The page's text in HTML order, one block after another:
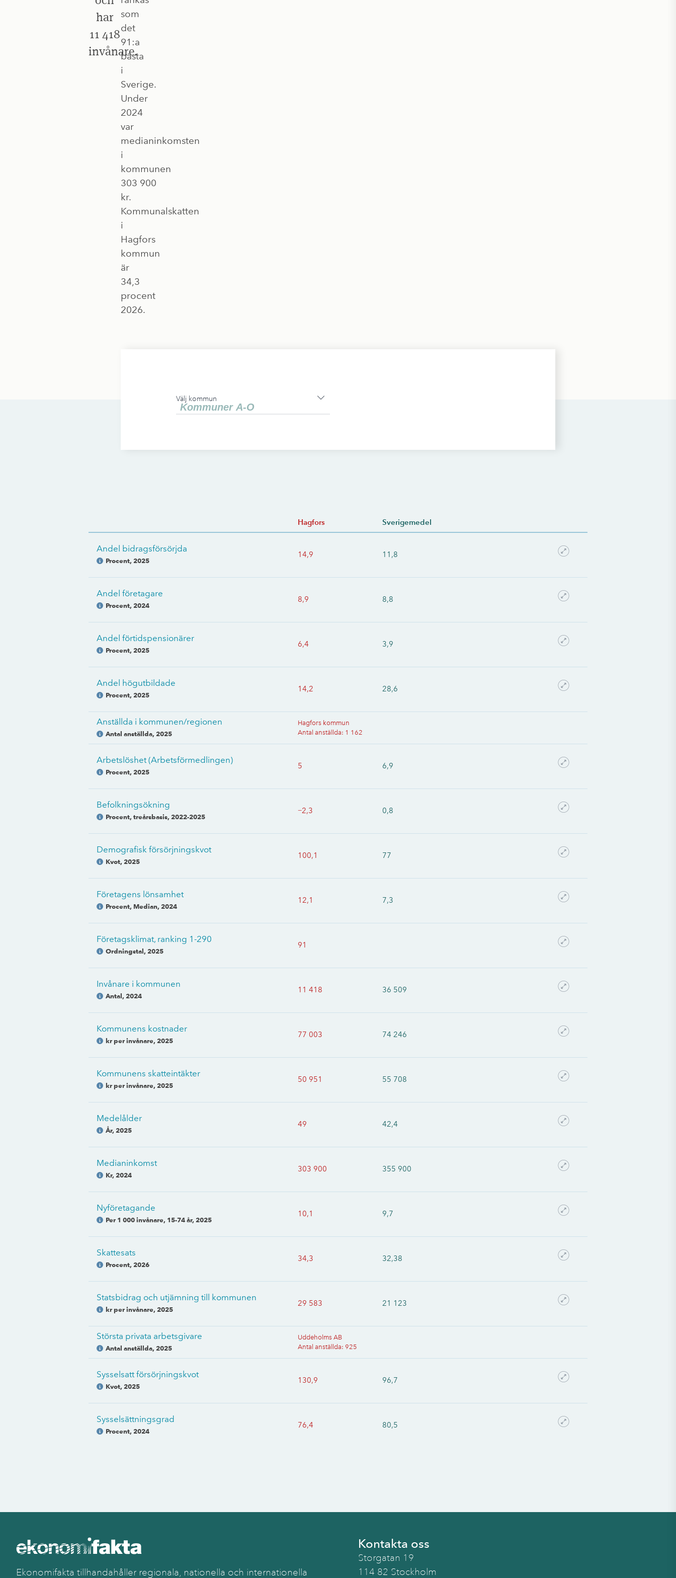
har
11 418
invånare.
som
det
91:a
bästa
i
Sverige.
Under
2024
var
medianinkomsten
i
kommunen
303 900
kr.
Kommunalskatten
i
Hagfors
kommun
är
34,3
procent
2026.
Välj kommun
Hagfors Sverigemedel
Andel bidragsförsörjda
Procent, 2025
14,9 11,8
Andel företagare
Procent, 2024
8,9 8,8
Andel förtidspensionärer
Procent, 2025
6,4 3,9
Andel högutbildade
Procent, 2025
14,2 28,6
Anställda i kommunen/regionen
Antal anställda, 2025
Hagfors kommun
Antal anställda: 1 162
Arbetslöshet (Arbetsförmedlingen)
Procent, 2025
5 6,9
Befolkningsökning
Procent, treårsbasis, 2022-2025
−2,3 0,8
Demografisk försörjningskvot
Kvot, 2025
100,1 77
Företagens lönsamhet
Procent, Median, 2024
12,1 7,3
Företagsklimat, ranking 1-290
Ordningstal, 2025
91
Invånare i kommunen
Antal, 2024
11 418 36 509
Kommunens kostnader
kr per invånare, 2025
77 003 74 246
Kommunens skatteintäkter
kr per invånare, 2025
50 951 55 708
Medelålder
År, 2025
49 42,4
Medianinkomst
Kr, 2024
303 900 355 900
Nyföretagande
Per 1 000 invånare, 15-74 år, 2025
10,1 9,7
Skattesats
Procent, 2026
34,3 32,38
Statsbidrag och utjämning till kommunen
kr per invånare, 2025
29 583 21 123
Största privata arbetsgivare
Antal anställda, 2025
Uddeholms AB
Antal anställda: 925
Sysselsatt försörjningskvot
Kvot, 2025
130,9 96,7
Sysselsättningsgrad
Procent, 2024
76,4 80,5
Ekonomifakta tillhandahåller regionala, nationella och internationella
Kontakta oss
Storgatan 19
114 82 Stockholm